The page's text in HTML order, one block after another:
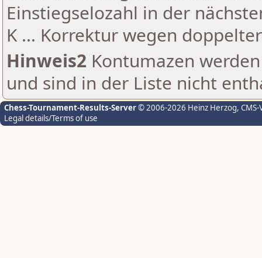
Einstiegselozahl in der
K ... Korrektur wegen
Hinweis2 Kontumazen
und sind in der Liste nicht
Chess-Tournament-Results-Server© 2006-2026 Heinz Herzog,
Legal details/Terms of use